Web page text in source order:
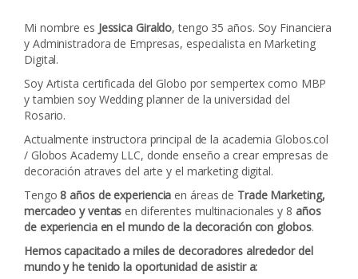
Mi nombre es Jessica Giraldo, tengo 35 años. Soy Financiera
y Administradora de Empresas, especialista en Marketing
Digital.
Soy Artista certificada del Globo por sempertex como MBP
y tambien soy Wedding planner de la universidad del
Rosario.
Actualmente instructora principal de la academia Globos.col
/ Globos Academy LLC, donde enseño a crear empresas de
decoración atraves del arte y el marketing digital.
Tengo 8 años de experiencia en áreas de Trade Marketing,
mercadeo y ventas en diferentes multinacionales y 8 años
de experiencia en el mundo de la decoración con globos.
Hemos capacitado a miles de decoradores alrededor del
mundo y he tenido la oportunidad de asistir a: